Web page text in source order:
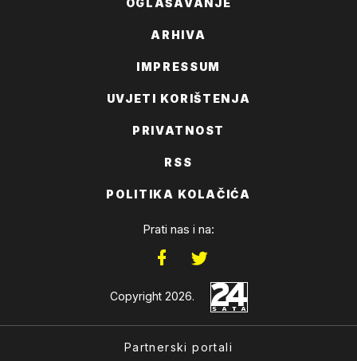
ARHIVA
IMPRESSUM
UVJETI KORIŠTENJA
PRIVATNOST
RSS
POLITIKA KOLAČIĆA
Prati nas i na:
Copyright 2026.
Partnerski portali